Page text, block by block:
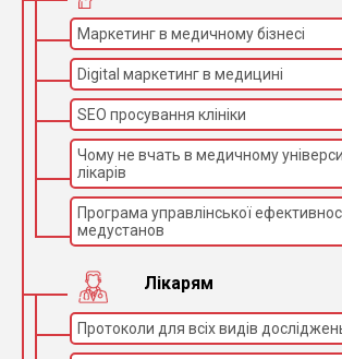
Маркетинг в медичному бізнесі
Digital маркетинг в медицині
SEO просування клініки
Чому не вчать в медичному
лікарів
Програма управлінської
медустанов
Лікарям
Протоколи для всіх видів